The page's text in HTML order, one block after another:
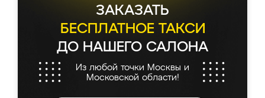
ЗАКАЗАТЬ
БЕСПЛАТНОЕ ТАКСИ
ДО НАШЕГО САЛОНА
Из любой точки Москвы и
Московской области!